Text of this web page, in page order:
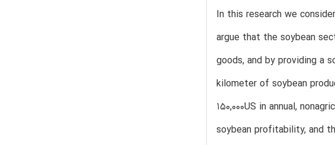
In this research we
argue that the soybean
goods, and by providing a
kilometer of soybean
150,000US in annual,
soybean profitability, and